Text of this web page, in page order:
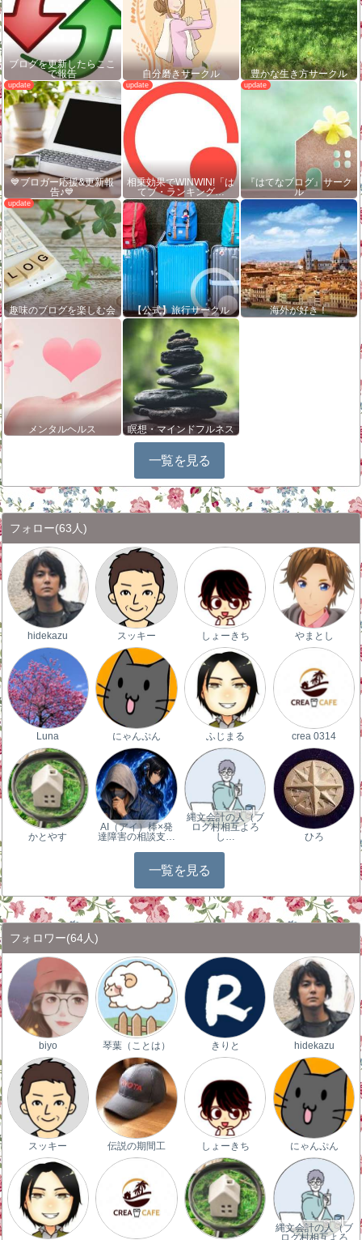
ブログを更新したらここ
で報告
自分磨きサークル 豊かな生き方サークル
💙ブロガー応援&更新報
告♪💙
相乗効果でWINWIN!「は
てブ・ランキング…
『はてなブログ』サーク
ル
趣味のブログを楽しむ会 【公式】旅行サークル 海外が好き！
メンタルヘルス 瞑想・マインドフルネス
一覧を見る
フォロー(63人)
hidekazu スッキー しょーきち やまとし
Luna にゃんぷん ふじまる crea 0314
かとやす
AI（アイ）棒×発
達障害の相談支…
縄文会計の人（ブ
ログ村相互よろ
し…
ひろ
一覧を見る
フォロワー(64人)
biyo 琴葉（ことは） きりと hidekazu
スッキー 伝説の期間工 しょーきち にゃんぷん
縄文会計の人（ブ
ログ村相互よろ